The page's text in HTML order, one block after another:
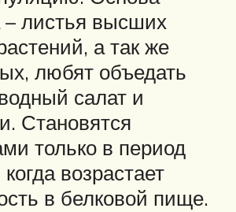
– листья высших
а так же
любят объедать
салат и
Становятся
только в период
возрастает
в белковой пище.